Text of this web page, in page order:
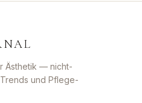
Ästhetik — nicht-
und Pflege-